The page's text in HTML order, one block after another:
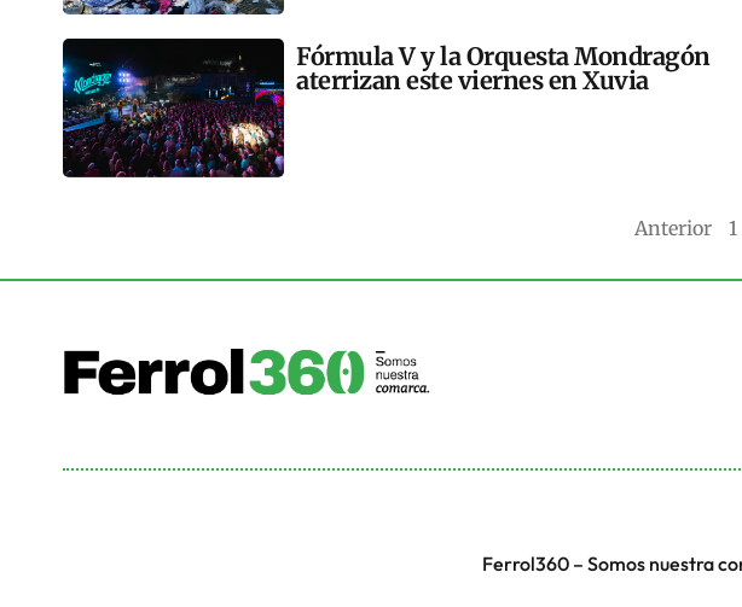
Fórmula V y la Orquesta Mondragón
aterrizan este viernes en Xuvia
Anterior 1
Ferrol360 – Somos nuestra